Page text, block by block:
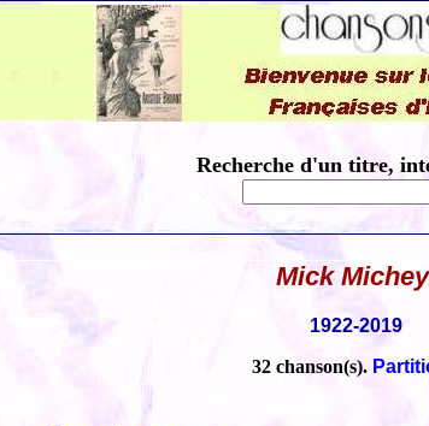
Recherche d'un titre,
Mick
1922-2019
32 chanson(s).